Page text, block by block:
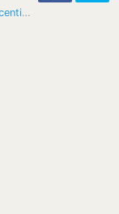
„NATO este pregătită să apere fiecare centimetru de teritoriu aliat”:…